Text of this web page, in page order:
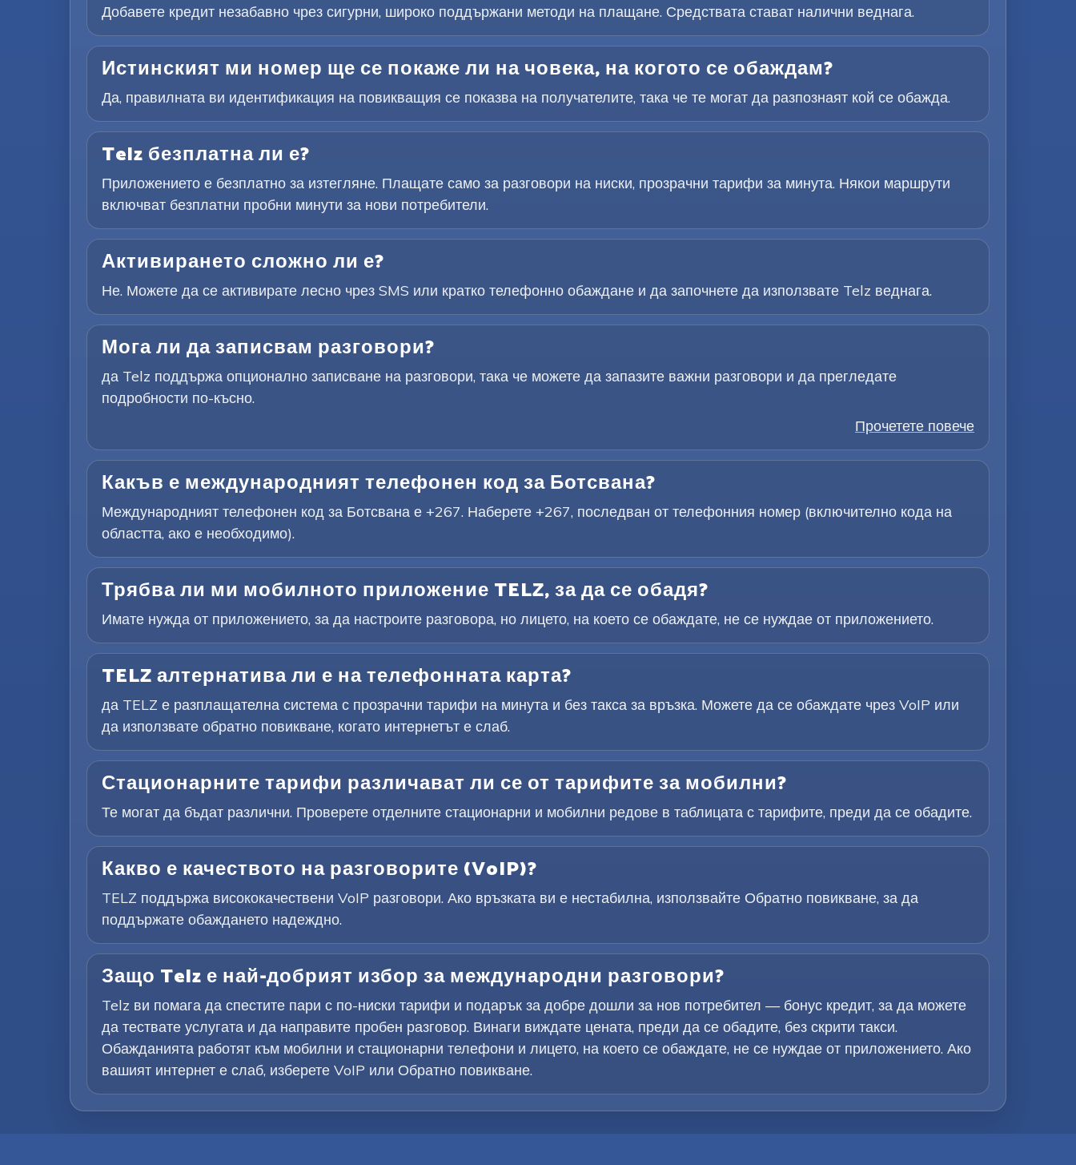
Добавете кредит незабавно чрез сигурни, широко поддържани методи на плащане. Средствата стават налични веднага.
Истинският ми номер ще се покаже ли на човека, на когото се обаждам?
Да, правилната ви идентификация на повикващия се показва на получателите, така че те могат да разпознаят кой се обажда.
Telz безплатна ли е?
Приложението е безплатно за изтегляне. Плащате само за разговори на ниски, прозрачни тарифи за минута. Някои маршрути
включват безплатни пробни минути за нови потребители.
Активирането сложно ли е?
Не. Можете да се активирате лесно чрез SMS или кратко телефонно обаждане и да започнете да използвате Telz веднага.
Мога ли да записвам разговори?
да Telz поддържа опционално записване на разговори, така че можете да запазите важни разговори и да прегледате
подробности по-късно.
Прочетете повече
Какъв е международният телефонен код за Ботсвана?
Международният телефонен код за Ботсвана е +267. Наберете +267, последван от телефонния номер (включително кода на
областта, ако е необходимо).
Трябва ли ми мобилното приложение TELZ, за да се обадя?
Имате нужда от приложението, за да настроите разговора, но лицето, на което се обаждате, не се нуждае от приложението.
TELZ алтернатива ли е на телефонната карта?
да TELZ е разплащателна система с прозрачни тарифи на минута и без такса за връзка. Можете да се обаждате чрез VoIP или
да използвате обратно повикване, когато интернетът е слаб.
Стационарните тарифи различават ли се от тарифите за мобилни?
Те могат да бъдат различни. Проверете отделните стационарни и мобилни редове в таблицата с тарифите, преди да се обадите.
Какво е качеството на разговорите (VoIP)?
TELZ поддържа висококачествени VoIP разговори. Ако връзката ви е нестабилна, използвайте Обратно повикване, за да
поддържате обаждането надеждно.
Защо Telz е най-добрият избор за международни разговори?
Telz ви помага да спестите пари с по-ниски тарифи и подарък за добре дошли за нов потребител — бонус кредит, за да можете
да тествате услугата и да направите пробен разговор. Винаги виждате цената, преди да се обадите, без скрити такси.
Обажданията работят към мобилни и стационарни телефони и лицето, на което се обаждате, не се нуждае от приложението. Ако
вашият интернет е слаб, изберете VoIP или Обратно повикване.